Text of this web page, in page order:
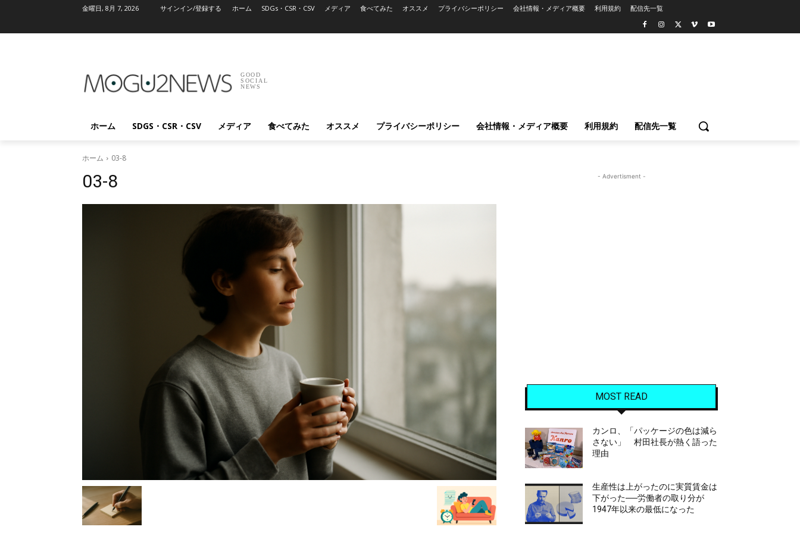
金曜日, 8月 7, 2026 サインイン/登録する ホーム SDGs・CSR・CSV メディア 食べてみた オススメ プライバシーポリシー 会社情報・メディア概要 利用規約 配信先一覧
GOOD
SOCIAL
NEWS
ホーム SDGS・CSR・CSV メディア 食べてみた オススメ プライバシーポリシー 会社情報・メディア概要 利用規約 配信先一覧
ホーム 03-8
03-8 - Advertisment -
MOST READ
カンロ、「パッケージの色は減ら
さない」 村田社長が熱く語った
理由
生産性は上がったのに実質賃金は
下がった──労働者の取り分が
1947年以来の最低になった